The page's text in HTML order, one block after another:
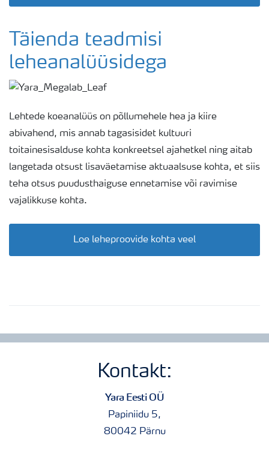
Täienda teadmisi
leheanalüüsidega
Lehtede koeanalüüs on põllumehele hea ja kiire
abivahend, mis annab tagasisidet kultuuri
toitainesisalduse kohta konkreetsel ajahetkel ning aitab
langetada otsust lisaväetamise aktuaalsuse kohta, et siis
teha otsus puudusthaiguse ennetamise või ravimise
vajalikkuse kohta.
Loe leheproovide kohta veel
Kontakt:
Yara Eesti OÜ
Papiniidu 5,
80042 Pärnu